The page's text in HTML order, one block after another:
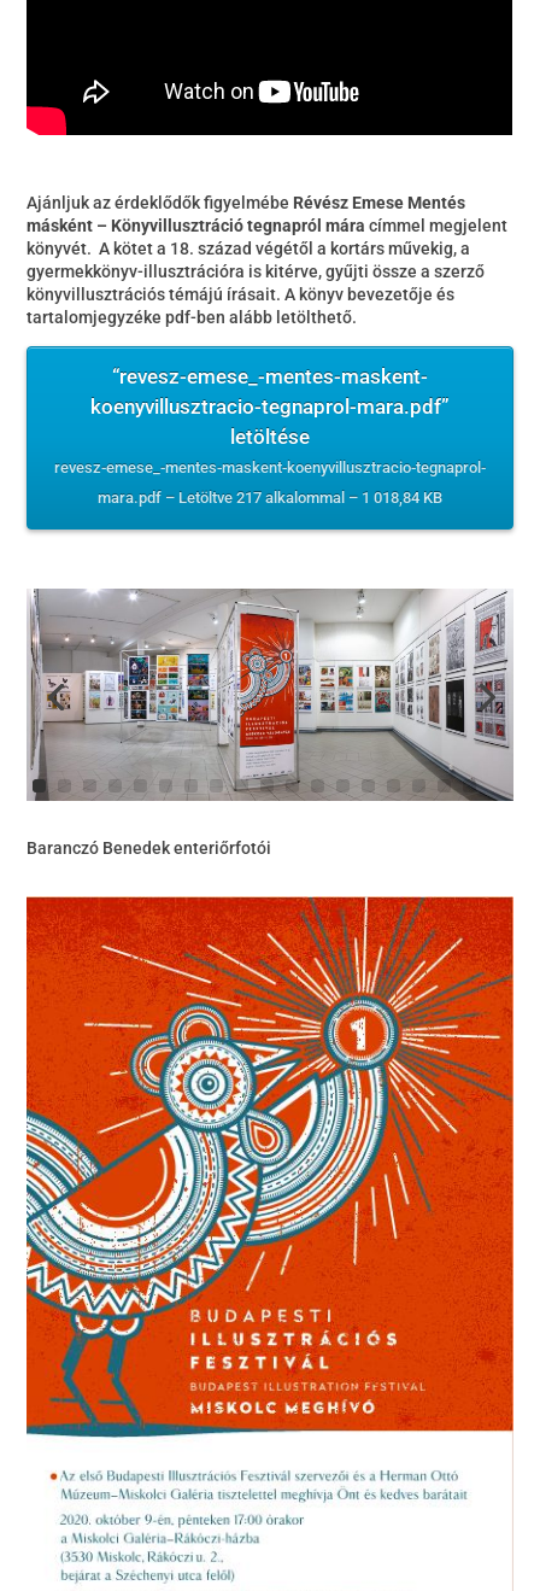
Ajánljuk az érdeklődők figyelmébe Révész Emese Mentés
másként – Könyvillusztráció tegnapról mára címmel megjelent
könyvét. A kötet a 18. század végétől a kortárs művekig, a
gyermekkönyv-illusztrációra is kitérve, gyűjti össze a szerző
könyvillusztrációs témájú írásait. A könyv bevezetője és
tartalomjegyzéke pdf-ben alább letölthető.
“revesz-emese_-mentes-maskent-
koenyvillusztracio-tegnaprol-mara.pdf”
letöltése
revesz-emese_-mentes-maskent-koenyvillusztracio-tegnaprol-
mara.pdf – Letöltve 217 alkalommal – 1 018,84 KB
Baranczó Benedek enteriőrfotói